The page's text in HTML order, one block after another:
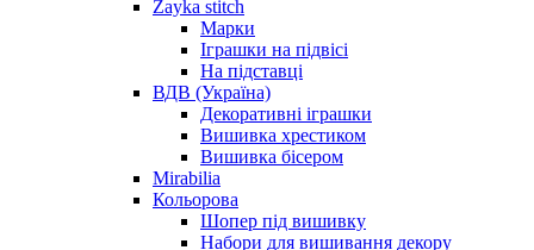
Zayka stitch
Марки
Іграшки на підвісі
На підставці
ВДВ (Україна)
Декоративні іграшки
Вишивка хрестиком
Вишивка бісером
Mirabilia
Кольорова
Шопер під вишивку
Набори для вишивання декору